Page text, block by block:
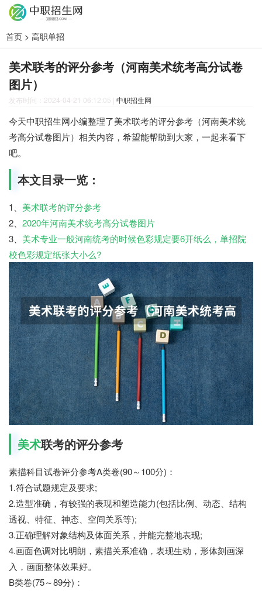
首页 > 高职单招
美术联考的评分参考（河南美术统考高分试卷
图片）
发布时间：2024-04-21 06:12:05 | 中职招生网
今天中职招生网小编整理了美术联考的评分参考（河南美术统
考高分试卷图片）相关内容，希望能帮助到大家，一起来看下
吧。
本文目录一览：
1、 美术联考的评分参考
2、 2020年河南美术统考高分试卷图片
3、 美术专业一般河南统考的时候色彩规定要6开纸么，单招院
校色彩规定纸张大小么?
美术联考的评分参考
素描科目试卷评分参考A类卷(90～100分)：
1.符合试题规定及要求;
2.造型准确，有较强的表现和塑造能力(包括比例、动态、结构
透视、特征、神态、空间关系等);
3.正确理解对象结构及体面关系，并能完整地表现;
4.画面色调对比明朗，素描关系准确，表现生动，形体刻画深
入，画面整体效果好。
B类卷(75～89分)：